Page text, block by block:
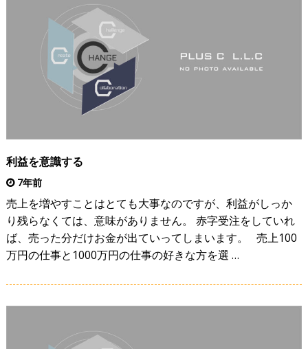
利益を意識する
7年前
売上を増やすことはとても大事なのですが、利益がしっか
り残らなくては、意味がありません。 赤字受注をしていれ
ば、売った分だけお金が出ていってしまいます。 売上100
万円の仕事と1000万円の仕事の好きな方を選 …